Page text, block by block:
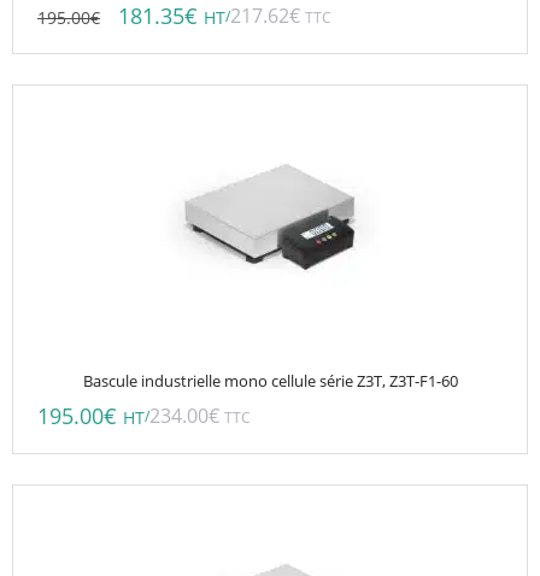
195.00€ 181.35€ HT/217.62€ TTC
Bascule industrielle mono cellule série Z3T, Z3T-F1-60
195.00€ HT/234.00€ TTC